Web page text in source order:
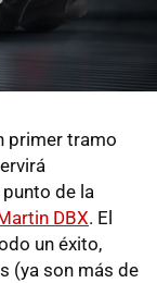
primer tramo
de la
DBX. El
un éxito,
(ya son más de